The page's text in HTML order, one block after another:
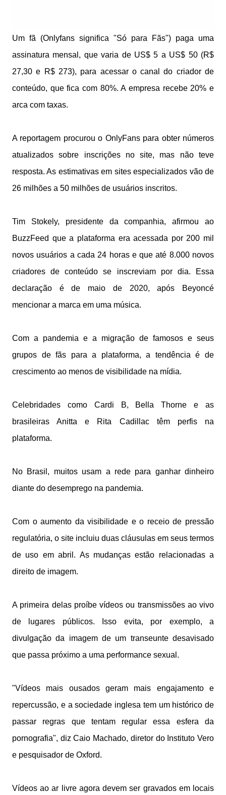
Um fã (Onlyfans significa "Só para Fãs") paga uma
assinatura mensal, que varia de US$ 5 a US$ 50 (R$
27,30 e R$ 273), para acessar o canal do criador de
conteúdo, que fica com 80%. A empresa recebe 20% e
arca com taxas.
A reportagem procurou o OnlyFans para obter números
atualizados sobre inscrições no site, mas não teve
resposta. As estimativas em sites especializados vão de
26 milhões a 50 milhões de usuários inscritos.
Tim Stokely, presidente da companhia, afirmou ao
BuzzFeed que a plataforma era acessada por 200 mil
novos usuários a cada 24 horas e que até 8.000 novos
criadores de conteúdo se inscreviam por dia. Essa
declaração é de maio de 2020, após Beyoncé
mencionar a marca em uma música.
Com a pandemia e a migração de famosos e seus
grupos de fãs para a plataforma, a tendência é de
crescimento ao menos de visibilidade na mídia.
Celebridades como Cardi B, Bella Thorne e as
brasileiras Anitta e Rita Cadillac têm perfis na
plataforma.
No Brasil, muitos usam a rede para ganhar dinheiro
diante do desemprego na pandemia.
Com o aumento da visibilidade e o receio de pressão
regulatória, o site incluiu duas cláusulas em seus termos
de uso em abril. As mudanças estão relacionadas a
direito de imagem.
A primeira delas proíbe vídeos ou transmissões ao vivo
de lugares públicos. Isso evita, por exemplo, a
divulgação da imagem de um transeunte desavisado
que passa próximo a uma performance sexual.
"Vídeos mais ousados geram mais engajamento e
repercussão, e a sociedade inglesa tem um histórico de
passar regras que tentam regular essa esfera da
pornografia", diz Caio Machado, diretor do Instituto Vero
e pesquisador de Oxford.
Vídeos ao ar livre agora devem ser gravados em locais